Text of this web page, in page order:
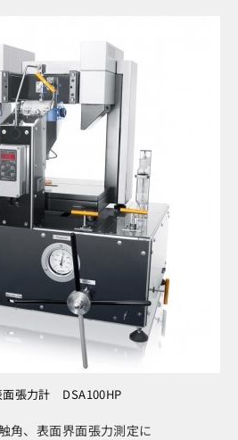
面張力計 DSA100HP
角、表面界面張力測定に